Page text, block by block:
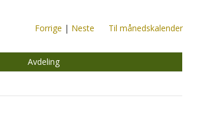
Forrige | Neste Til månedskalender
Avdeling